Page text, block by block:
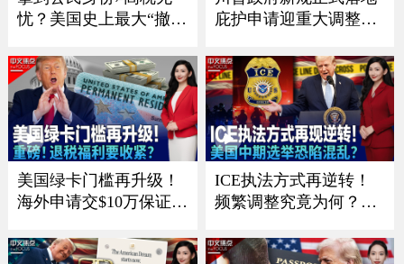
忧？美国史上最大“撤
华人；川普政府实施签
证新政策！最高需缴2万
美元保证金；罕见！国
务院缩减海外布局 拟关
闭五个使领馆《中文焦
点》8/6/2026
庇护申请迎重大调整；I
期恐被当场带走；纽约
移民执法升级！曝皇后
区率先展开搜捕；移民
政策已见成效？美国暴
力犯罪持续下降《中文
焦点》7/30/2026
美国绿卡门槛再升级！
海外申请交$10万保证
要收紧？移民税收抵免
ICE执法方式再逆转！
频繁调整究竟为何？；
非法移民获消费信贷；